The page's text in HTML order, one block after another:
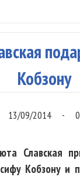
Кобзону
13/09/2014 -
Славская
Кобзону и